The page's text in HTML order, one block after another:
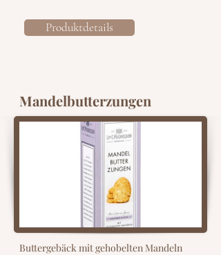
Produktdetails
Mandelbutterzungen
Buttergebäck mit gehobelten Mandeln